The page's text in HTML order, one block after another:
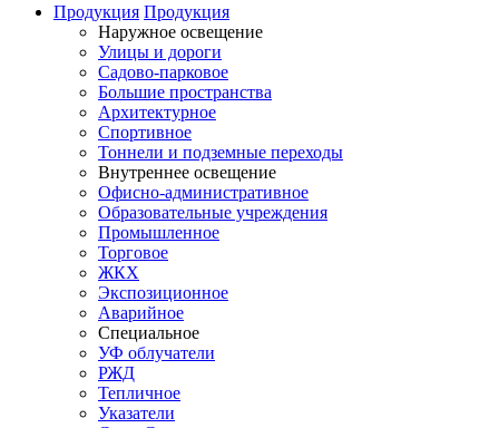
Продукция Продукция
Наружное освещение
Улицы и дороги
Садово-парковое
Большие пространства
Архитектурное
Спортивное
Тоннели и подземные переходы
Внутреннее освещение
Офисно-административное
Образовательные учреждения
Промышленное
Торговое
ЖКХ
Экспозиционное
Аварийное
Специальное
УФ облучатели
РЖД
Тепличное
Указатели